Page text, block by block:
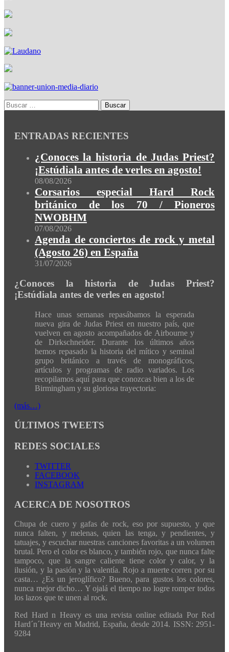
ENTRADAS RECIENTES
¿Conoces la historia de Judas Priest?
¡Estúdiala antes de verles en agosto!
08/08/2026
Corsarios especial Hard Rock
británico de los 70 / Pioneros
NWOBHM
07/08/2026
Agenda de conciertos de rock y metal
(Agosto 26) en España
31/07/2026
¿Conoces la historia de Judas Priest?
¡Estúdiala antes de verles en agosto!
Hace unas semanas repasábamos la esperada
nueva gira de Judas Priest en nuestro país, que
vuelven en agosto acompañados de Airbourne y
de Dirkschneider. Durante los últimos años
hemos repasado la historia del mítico y seminal
grupo británico a través de monográficos,
artículos y programas de radio variados. Los
recopilamos aquí para que conozcas bien a los de
Birmingham y su gloriosa trayectoria:
(más…)
ÚLTIMOS TWEETS
REDES SOCIALES
TWITTER
FACEBOOK
INSTAGRAM
ACERCA DE NOSOTROS
Chupa de cuero y gafas de rock, eso por supuesto, y que
nunca falten, y melenas, quien las tenga, y pendientes, y
tatuajes, y escuchar nuestras canciones favoritas a un volumen
brutal. Pero el color es blanco, y también rojo, que nunca falte
tampoco, que la sangre caliente tiene color y calor, y la
ilusión, y la pasión y la valentía. Rojo a muerte corren por su
casta… ¿Es un jeroglífico? Bueno, para gustos los colores,
nunca mejor dicho… Y ojalá el tiempo no logre romper todos
los lazos que te unen al rock.
Red Hard n Heavy es una revista online editada Por Red
Hard´n´Heavy en Madrid, España, desde 2014. ISSN: 2951-
9284